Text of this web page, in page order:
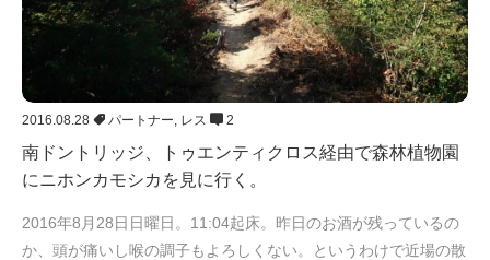
2016.08.28 パートナー レス 2
南ドントリッジ、トゥエンティクロス経由で森林植物園
にニホンカモシカを見に行く。
2016年8月28日日曜日。11:04起床。昨日のお酒が残っているの
か、頭が痛いし喉の調子もよろしくない。というわけで近場の散